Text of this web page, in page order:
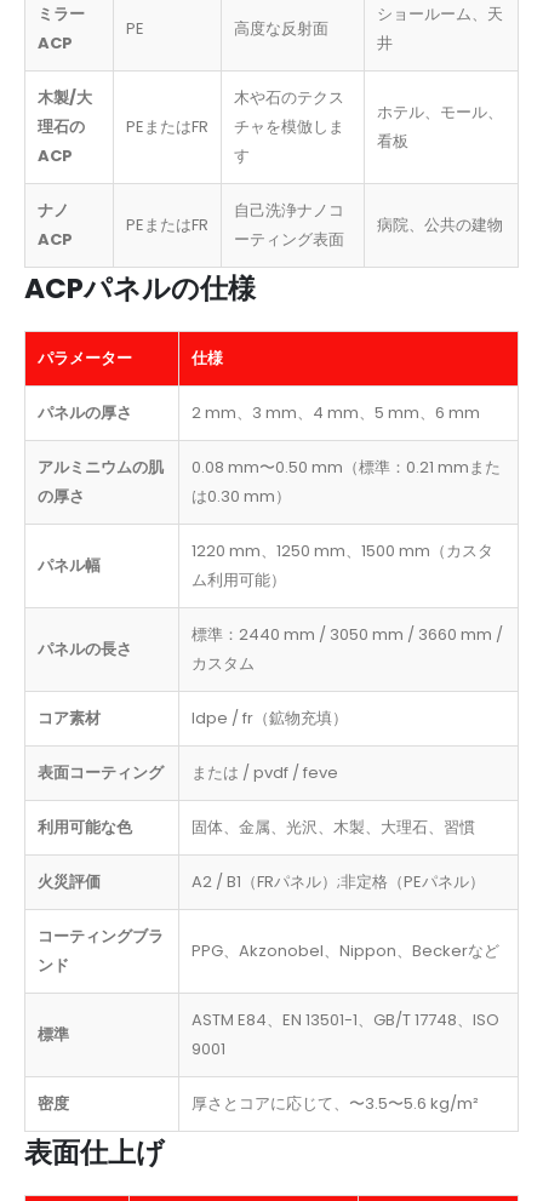
ミラー
ACP
PE 高度な反射面
ショールーム、天
井
木製/大
理石の
ACP
PEまたはFR
木や石のテクス
チャを模倣しま
す
ホテル、モール、
看板
ナノ
ACP
PEまたはFR
自己洗浄ナノコ
ーティング表面
病院、公共の建物
ACPパネルの仕様
パラメーター 仕様
パネルの厚さ 2 mm、3 mm、4 mm、5 mm、6 mm
アルミニウムの肌
の厚さ
0.08 mm〜0.50 mm（標準：0.21 mmまた
は0.30 mm）
パネル幅
1220 mm、1250 mm、1500 mm（カスタ
ム利用可能）
パネルの長さ
標準：2440 mm / 3050 mm / 3660 mm /
カスタム
コア素材 ldpe / fr（鉱物充填）
表面コーティング または / pvdf / feve
利用可能な色 固体、金属、光沢、木製、大理石、習慣
火災評価 A2 / B1（FRパネル）;非定格（PEパネル）
コーティングブラ
ンド
PPG、Akzonobel、Nippon、Beckerなど
標準
ASTM E84、EN 13501-1、GB/T 17748、ISO
9001
密度 厚さとコアに応じて、〜3.5〜5.6 kg/m²
表面仕上げ